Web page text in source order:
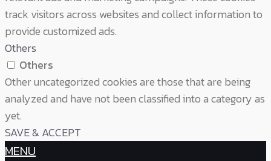
track visitors across websites and collect information to
provide customized ads.
Others
Others
Other uncategorized cookies are those that are being
analyzed and have not been classified into a category as
yet.
SAVE & ACCEPT
MENU